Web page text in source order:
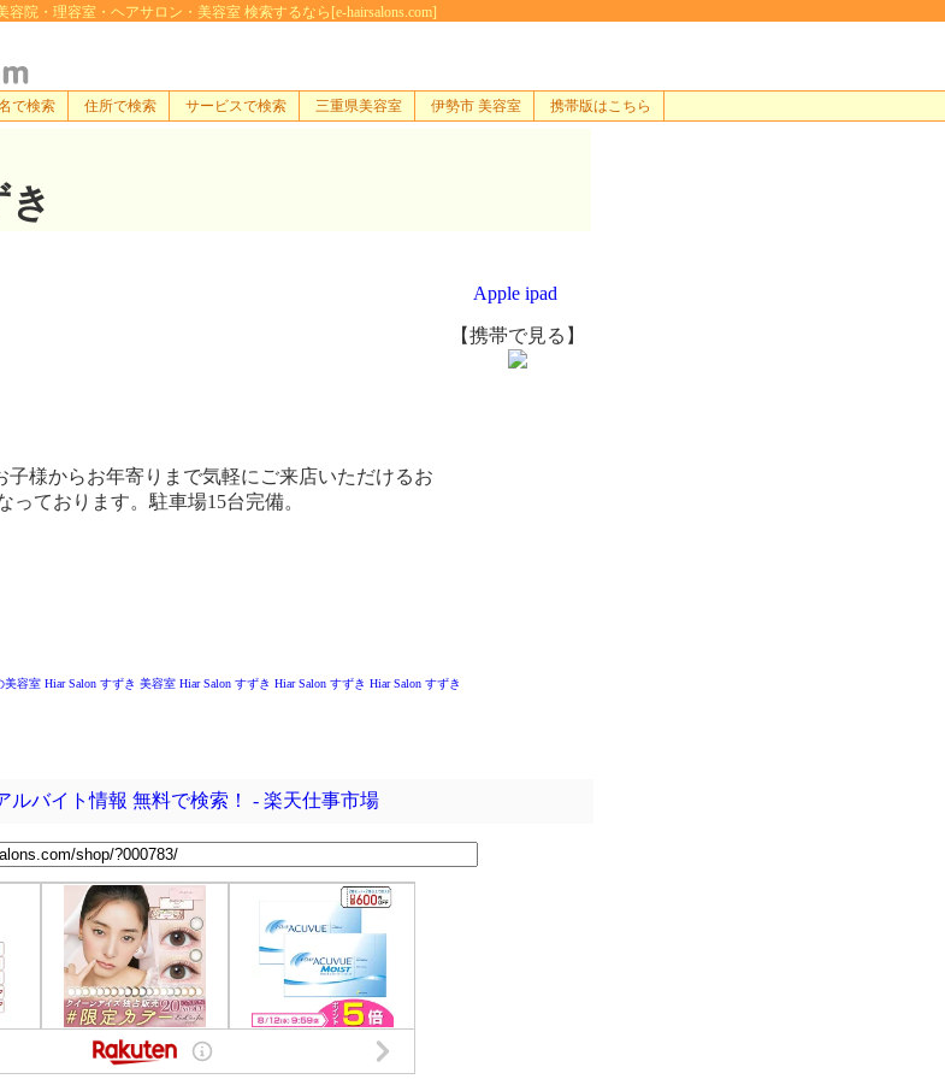
容院・理容室・ヘアサロン・美容室 検索するなら[e-hairsalons.com]
で検索 住所で検索 サービスで検索 三重県美容室 伊勢市 美容室 携帯版はこちら
様からお年寄りまで気軽にご来店いただけるお
っております。駐車場15台完備。
Apple ipad
【携帯で見る】
美容室 Hiar Salon すずき 美容室 Hiar Salon すずき Hiar Salon すずき Hiar Salon すずき
ルバイト情報 無料で検索！ - 楽天仕事市場